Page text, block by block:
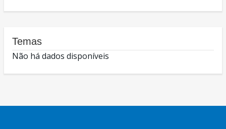
Temas
Não há dados disponíveis